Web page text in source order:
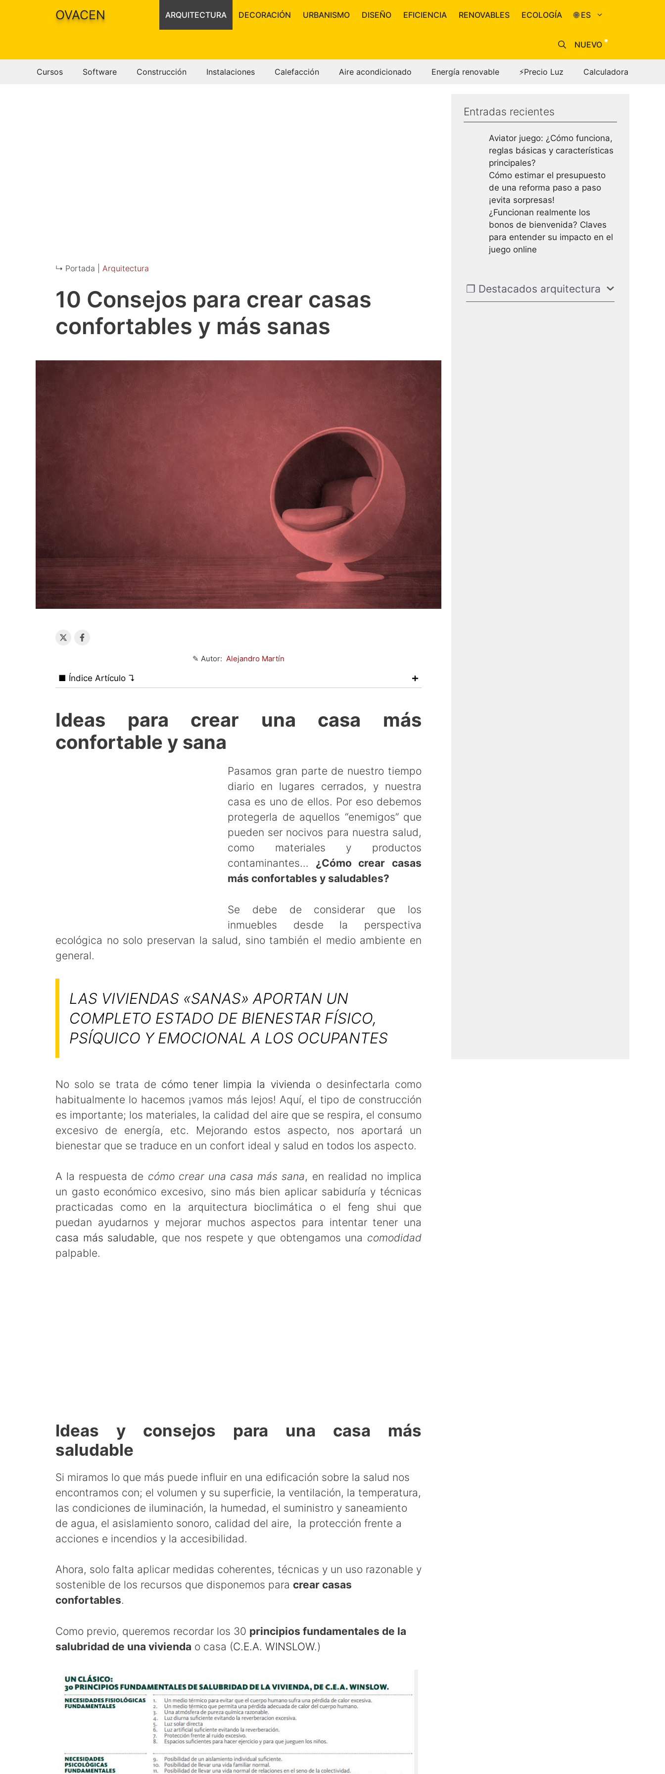
OVACEN ARQUITECTURA DECORACIÓN URBANISMO DISEÑO EFICIENCIA RENOVABLES ECOLOGÍA 🌐 ES
NUEVO
Cursos Software Construcción Instalaciones Calefacción Aire acondicionado Energía renovable ⚡Precio Luz Calculadora
↳ Portada | Arquitectura
10 Consejos para crear casas
confortables y más sanas
✎ Autor: Alejandro Martín
■ Índice Artículo ↴
Ideas para crear una casa más
confortable y sana
Pasamos gran parte de nuestro tiempo
diario en lugares cerrados, y nuestra
casa es uno de ellos. Por eso debemos
protegerla de aquellos “enemigos” que
pueden ser nocivos para nuestra salud,
como materiales y productos
contaminantes… ¿Cómo crear casas
más confortables y saludables?
Se debe de considerar que los
inmuebles desde la perspectiva
ecológica no solo preservan la salud, sino también el medio ambiente en
general.
LAS VIVIENDAS «SANAS» APORTAN UN
COMPLETO ESTADO DE BIENESTAR FÍSICO,
PSÍQUICO Y EMOCIONAL A LOS OCUPANTES
No solo se trata de cómo tener limpia la vivienda o desinfectarla como
habitualmente lo hacemos ¡vamos más lejos! Aquí, el tipo de construcción
es importante; los materiales, la calidad del aire que se respira, el consumo
excesivo de energía, etc. Mejorando estos aspecto, nos aportará un
bienestar que se traduce en un confort ideal y salud en todos los aspecto.
A la respuesta de cómo crear una casa más sana, en realidad no implica
un gasto económico excesivo, sino más bien aplicar sabiduría y técnicas
practicadas como en la arquitectura bioclimática o el feng shui que
puedan ayudarnos y mejorar muchos aspectos para intentar tener una
casa más saludable, que nos respete y que obtengamos una comodidad
palpable.
Ideas y consejos para una casa más
saludable
Si miramos lo que más puede influir en una edificación sobre la salud nos
encontramos con; el volumen y su superficie, la ventilación, la temperatura,
las condiciones de iluminación, la humedad, el suministro y saneamiento
de agua, el asislamiento sonoro, calidad del aire, la protección frente a
acciones e incendios y la accesibilidad.
Ahora, solo falta aplicar medidas coherentes, técnicas y un uso razonable y
sostenible de los recursos que disponemos para crear casas
confortables.
Como previo, queremos recordar los 30 principios fundamentales de la
salubridad de una vivienda o casa (C.E.A. WINSLOW.)
Entradas recientes
Aviator juego: ¿Cómo funciona,
reglas básicas y características
principales?
Cómo estimar el presupuesto
de una reforma paso a paso
¡evita sorpresas!
¿Funcionan realmente los
bonos de bienvenida? Claves
para entender su impacto en el
juego online
❐ Destacados arquitectura